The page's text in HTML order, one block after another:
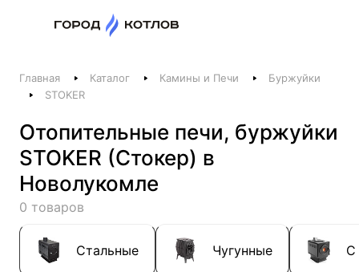
Телефоны
+375 44 511-06-41
+375 29 237-06-41
Котлы и отопление
+375 44 521-06-41
Печи, камины, бани
Заказать звонок
Главная Каталог Камины и Печи
Буржуйки
STOKER
Отопительные печи, буржуйки
STOKER (Стокер) в
Новолукомле
0 товаров
Стальные Чугунные С